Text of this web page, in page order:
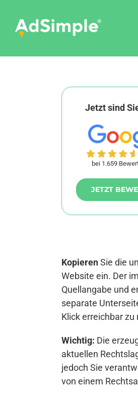
content
Jetzt sind
bei 1.659
JETZT
KopierenSie die
Website ein. Der
Quellangabe und
separate
Klick erreichbar zu
Wichtig: Die
aktuellen
jedoch Sie
von einem